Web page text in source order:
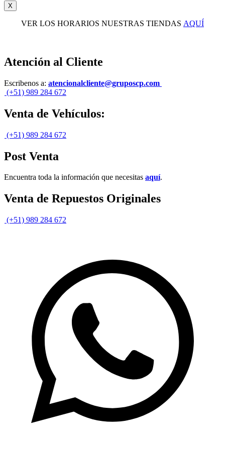
X
VER LOS HORARIOS NUESTRAS TIENDAS AQUÍ
Atención al Cliente
Escribenos a: atencionalcliente@gruposcp.com
(+51) 989 284 672
Venta de Vehículos:
(+51) 989 284 672
Post Venta
Encuentra toda la información que necesitas aquí.
Venta de Repuestos Originales
(+51) 989 284 672